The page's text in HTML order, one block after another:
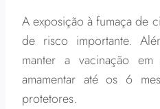
A exposição à fumaça de
de risco importante.
manter a vacinação
amamentar até os 6
protetores.